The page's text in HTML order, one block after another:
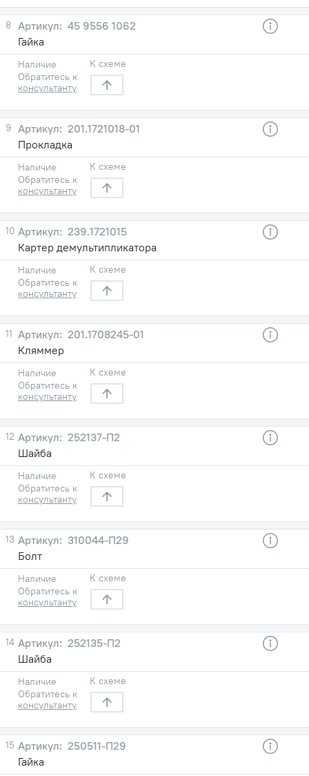
8
45 9556 1062
Гайка
Наличие
Обратитесь к
консультанту
К схеме
9
201.1721018-01
Прокладка
Наличие
Обратитесь к
консультанту
К схеме
10
239.1721015
Картер демультипликатора
Наличие
Обратитесь к
консультанту
К схеме
11
201.1708245-01
Кляммер
Наличие
Обратитесь к
консультанту
К схеме
12
252137-П2
Шайба
Наличие
Обратитесь к
консультанту
К схеме
13
310044-П29
Болт
Наличие
Обратитесь к
консультанту
К схеме
14
252135-П2
Шайба
Наличие
Обратитесь к
консультанту
К схеме
15
250511-П29
Гайка